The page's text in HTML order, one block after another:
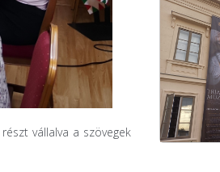
vállalva a szövegek